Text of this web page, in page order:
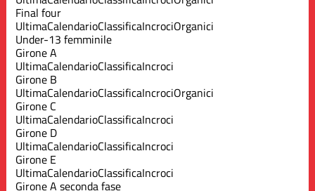
Final four
UltimaCalendarioClassificaIncrociOrganici
Under-13 femminile
Girone A
UltimaCalendarioClassificaIncroci
Girone B
UltimaCalendarioClassificaIncrociOrganici
Girone C
UltimaCalendarioClassificaIncroci
Girone D
UltimaCalendarioClassificaIncroci
Girone E
UltimaCalendarioClassificaIncroci
Girone A seconda fase